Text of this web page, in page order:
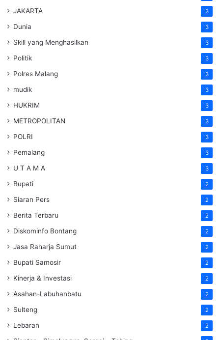
JAKARTA 3
Dunia 3
Skill yang Menghasilkan 3
Politik 3
Polres Malang 3
mudik 3
HUKRIM 3
METROPOLITAN 3
POLRI 3
Pemalang 3
U T A M A 3
Bupati 2
Siaran Pers 2
Berita Terbaru 2
Diskominfo Bontang 2
Jasa Raharja Sumut 2
Bupati Samosir 2
Kinerja & Investasi 2
Asahan-Labuhanbatu 2
Sulteng 2
Lebaran 2